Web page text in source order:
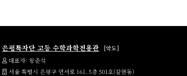
은평특자단 고등 수학과학전용관
[약도]
대표자: 왕준석
서울 특별시 은평구 연서로 161, 5층 501호(갈현동)